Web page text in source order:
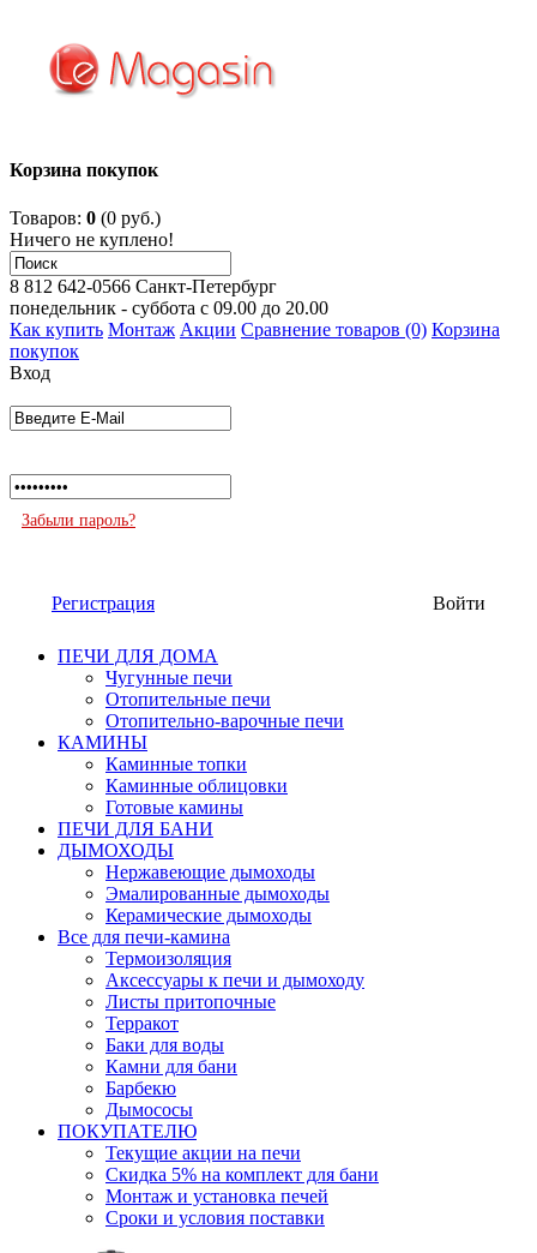
Корзина покупок
Товаров: 0 (0 руб.)
Ничего не куплено!
8 812 642-0566 Санкт-Петербург
понедельник - суббота с 09.00 до 20.00
Как купить Монтаж Акции Сравнение товаров (0) Корзина
покупок
Вход
Забыли пароль?
Регистрация Войти
ПЕЧИ ДЛЯ ДОМА
Чугунные печи
Отопительные печи
Отопительно-варочные печи
КАМИНЫ
Каминные топки
Каминные облицовки
Готовые камины
ПЕЧИ ДЛЯ БАНИ
ДЫМОХОДЫ
Нержавеющие дымоходы
Эмалированные дымоходы
Керамические дымоходы
Все для печи-камина
Термоизоляция
Аксессуары к печи и дымоходу
Листы притопочные
Терракот
Баки для воды
Камни для бани
Барбекю
Дымососы
ПОКУПАТЕЛЮ
Текущие акции на печи
Скидка 5% на комплект для бани
Монтаж и установка печей
Сроки и условия поставки